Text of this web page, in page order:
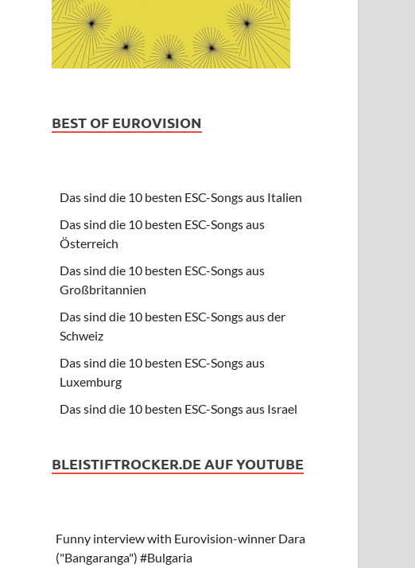
BEST OF EUROVISION
Das sind die 10 besten ESC-Songs aus Italien
Das sind die 10 besten ESC-Songs aus
Österreich
Das sind die 10 besten ESC-Songs aus
Großbritannien
Das sind die 10 besten ESC-Songs aus der
Schweiz
Das sind die 10 besten ESC-Songs aus
Luxemburg
Das sind die 10 besten ESC-Songs aus Israel
BLEISTIFTROCKER.DE AUF YOUTUBE
Funny interview with Eurovision-winner Dara
("Bangaranga") #Bulgaria